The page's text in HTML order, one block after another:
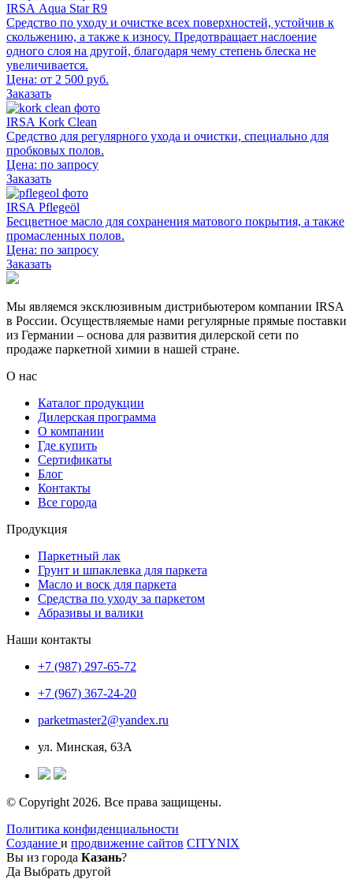
IRSA Aqua Star R9
Средство по уходу и очистке всех поверхностей, устойчив к
скольжению, а также к износу. Предотвращает наслоение
одного слоя на другой, благодаря чему степень блеска не
увеличивается.
Цена: от 2 500 руб.
Заказать
IRSA Kork Clean
Средство для регулярного ухода и очистки, специально для
пробковых полов.
Цена: по запросу
Заказать
IRSA Pflegeöl
Бесцветное масло для сохранения матового покрытия, а также
промасленных полов.
Цена: по запросу
Заказать
Мы являемся эксклюзивным дистрибьютером компании IRSA
в России. Осуществляемые нами регулярные прямые поставки
из Германии – основа для развития дилерской сети по
продаже паркетной химии в нашей стране.
О нас
Каталог продукции
Дилерская программа
О компании
Где купить
Сертификаты
Блог
Контакты
Все города
Продукция
Паркетный лак
Грунт и шпаклевка для паркета
Масло и воск для паркета
Средства по уходу за паркетом
Абразивы и валики
Наши контакты
+7 (987) 297-65-72
+7 (967) 367-24-20
parketmaster2@yandex.ru
ул. Минская, 63А
© Copyright 2026. Все права защищены.
Политика конфиденциальности
Создание и продвижение сайтов CITYNIX
Вы из города Казань?
Да Выбрать другой